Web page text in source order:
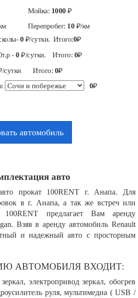
Мойка: 1000 ₽
Перепробег: 10 ₽/км
0 ₽/сутки. Итого:0₽
-0 ₽/сутки. Итого: 0₽
сутки Итого: 0₽
0₽
автомобиль
авто
прокат 100RENT г. Анапа. Для
в г. Анапа, а так же встреч или
100RENT предлагает Вам аренду
Взяв в аренду автомобиль Renault
и надежный авто с просторным
АВТОМОБИЛЯ ВХОДИТ:
электропривод зеркал, обогрев
руля, мультимедиа ( USB /